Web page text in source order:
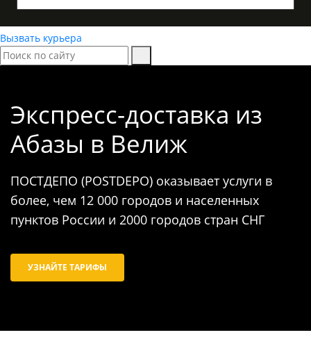
Вызвать курьера
Экспресс-доставка из
Абазы в Велиж
ПОСТДЕПО (POSTDEPO) оказывает услуги в
более, чем 12 000 городов и населенных
пунктов России и 2000 городов стран СНГ
УЗНАЙТЕ ТАРИФЫ